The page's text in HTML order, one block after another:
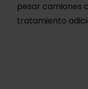
pesar camiones
tratamiento